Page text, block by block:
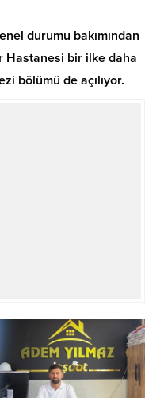
durumu bakımından
Hastanesi bir ilke daha
bölümü de açılıyor.